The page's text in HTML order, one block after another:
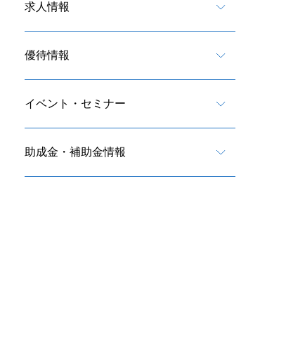
求人情報
優待情報
イベント・セミナー
助成金・補助金情報